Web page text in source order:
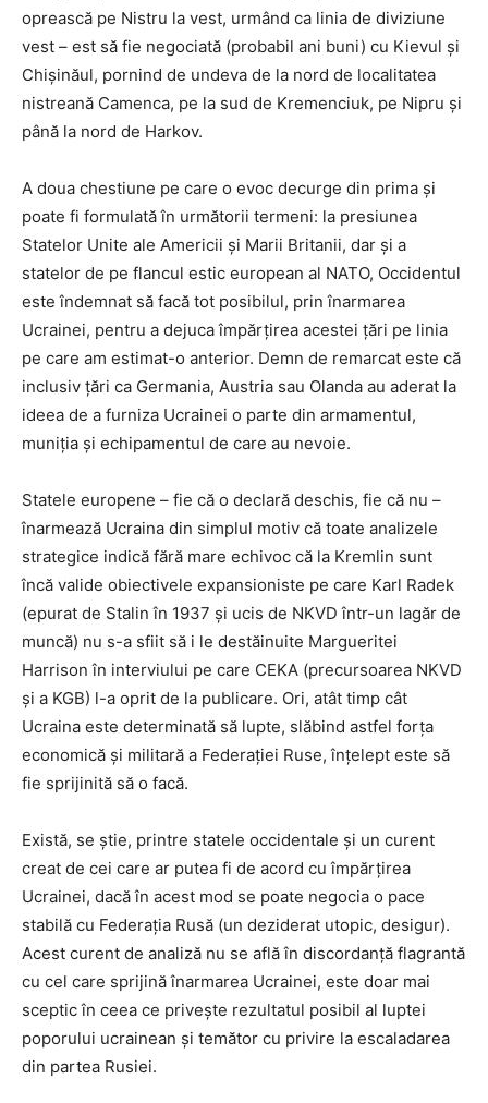
oprească pe Nistru la vest, urmând ca linia de diviziune
vest – est să fie negociată (probabil ani buni) cu Kievul și
Chișinăul, pornind de undeva de la nord de localitatea
nistreană Camenca, pe la sud de Kremenciuk, pe Nipru și
până la nord de Harkov.
A doua chestiune pe care o evoc decurge din prima și
poate fi formulată în următorii termeni: la presiunea
Statelor Unite ale Americii și Marii Britanii, dar și a
statelor de pe flancul estic european al NATO, Occidentul
este îndemnat să facă tot posibilul, prin înarmarea
Ucrainei, pentru a dejuca împărțirea acestei țări pe linia
pe care am estimat-o anterior. Demn de remarcat este că
inclusiv țări ca Germania, Austria sau Olanda au aderat la
ideea de a furniza Ucrainei o parte din armamentul,
muniția și echipamentul de care au nevoie.
Statele europene – fie că o declară deschis, fie că nu –
înarmează Ucraina din simplul motiv că toate analizele
strategice indică fără mare echivoc că la Kremlin sunt
încă valide obiectivele expansioniste pe care Karl Radek
(epurat de Stalin în 1937 și ucis de NKVD într-un lagăr de
muncă) nu s-a sfiit să i le destăinuite Margueritei
Harrison în interviului pe care CEKA (precursoarea NKVD
și a KGB) l-a oprit de la publicare. Ori, atât timp cât
Ucraina este determinată să lupte, slăbind astfel forța
economică și militară a Federației Ruse, înțelept este să
fie sprijinită să o facă.
Există, se știe, printre statele occidentale și un curent
creat de cei care ar putea fi de acord cu împărțirea
Ucrainei, dacă în acest mod se poate negocia o pace
stabilă cu Federația Rusă (un deziderat utopic, desigur).
Acest curent de analiză nu se află în discordanță flagrantă
cu cel care sprijină înarmarea Ucrainei, este doar mai
sceptic în ceea ce privește rezultatul posibil al luptei
poporului ucrainean și temător cu privire la escaladarea
din partea Rusiei.